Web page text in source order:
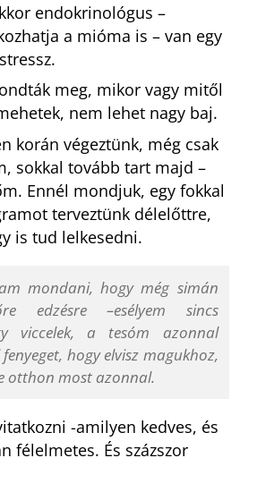
endokrinológus –
a mióma is – van egy
meg, mikor vagy mitől
nem lehet nagy baj.
korán végeztünk, még csak
sokkal tovább tart majd –
Ennél mondjuk, egy fokkal
terveztünk délelőttre,
is tud lelkesedni.
mondani, hogy még simán
edzésre –esélyem sincs
viccelek, a tesóm azonnal
hogy elvisz magukhoz,
otthon most azonnal.
-amilyen kedves, és
félelmetes. És százszor